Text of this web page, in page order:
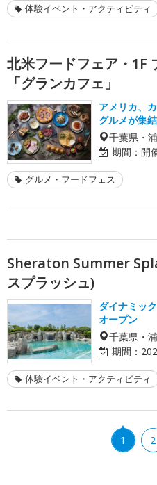
体験イベント・アクティビティ
北米フードフェア・1F
「グランカフェ」
アメリカ、
グルメが集結
千葉県・
期間： 開
グルメ・フードフェス
Sheraton Summer
スプラッシュ)
ダイナミッ
オープン
千葉県・
期間：
体験イベント・アクティビティ
1 2